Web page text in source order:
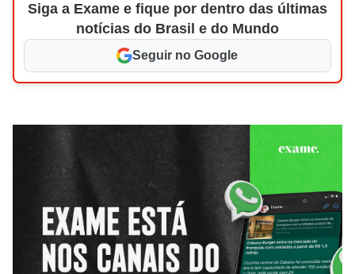
Siga a Exame e fique por dentro das últimas
notícias do Brasil e do Mundo
Seguir no Google